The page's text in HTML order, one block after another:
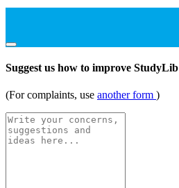
Suggest us how to improve StudyLib
(For complaints, use another form )